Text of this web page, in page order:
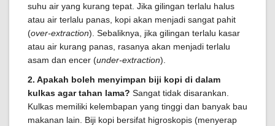
suhu air yang kurang tepat. Jika gilingan terlalu halus
atau air terlalu panas, kopi akan menjadi sangat pahit
(over-extraction). Sebaliknya, jika gilingan terlalu kasar
atau air kurang panas, rasanya akan menjadi terlalu
asam dan encer (under-extraction).
2. Apakah boleh menyimpan biji kopi di dalam
kulkas agar tahan lama? Sangat tidak disarankan.
Kulkas memiliki kelembapan yang tinggi dan banyak bau
makanan lain. Biji kopi bersifat higroskopis (menyerap